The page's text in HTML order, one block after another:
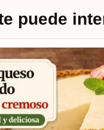
puede